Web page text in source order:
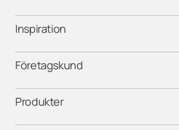
Inspiration
Företagskund
Produkter